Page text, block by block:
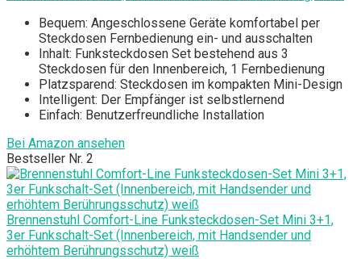
Bequem: Angeschlossene Geräte komfortabel per
Steckdosen Fernbedienung ein- und ausschalten
Inhalt: Funksteckdosen Set bestehend aus 3
Steckdosen für den Innenbereich, 1 Fernbedienung
Platzsparend: Steckdosen im kompakten Mini-Design
Intelligent: Der Empfänger ist selbstlernend
Einfach: Benutzerfreundliche Installation
Bei Amazon ansehen
Bestseller Nr. 2
Brennenstuhl Comfort-Line Funksteckdosen-Set Mini 3+1,
3er Funkschalt-Set (Innenbereich, mit Handsender und
erhöhtem Berührungsschutz) weiß